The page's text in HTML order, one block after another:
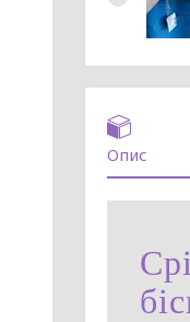
Опис